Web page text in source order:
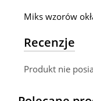
Miks wzorów
Recenzje
Produkt nie